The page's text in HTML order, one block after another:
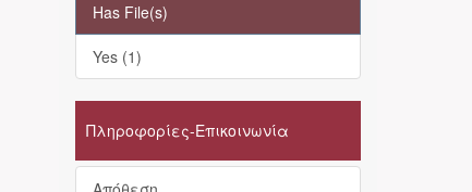
Has File(s)
Yes (1)
Πληροφορίες-Επικοινωνία